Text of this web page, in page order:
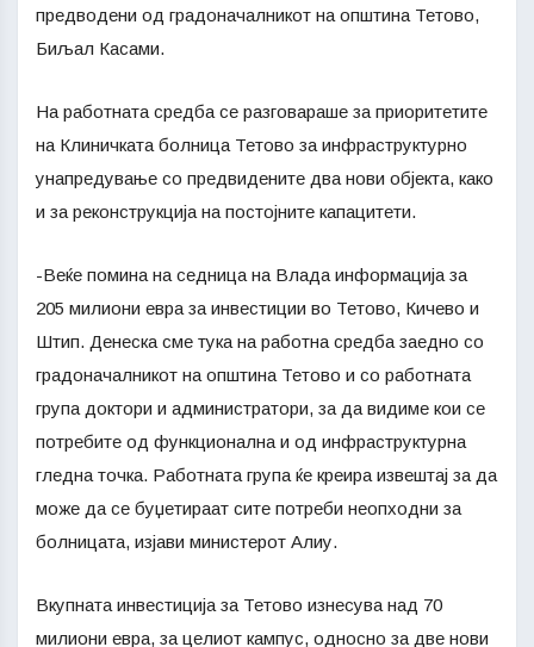
предводени од градоначалникот на општина Тетово,
Биљал Касами.
На работната средба се разговараше за приоритетите
на Клиничката болница Тетово за инфраструктурно
унапредување со предвидените два нови објектa, како
и за реконструкција на постојните капацитети.
-Веќе помина на седница на Влада информација за
205 милиони евра за инвестиции во Тетово, Кичево и
Штип. Денеска сме тука на работна средба заедно со
градоначалникот на општина Тетово и со работната
група доктори и администратори, за да видиме кои се
потребите од функционална и од инфраструктурна
гледна точка. Работната група ќе креира извештај за да
може да се буџетираат сите потреби неопходни за
болницата, изјави министерот Алиу.
Вкупната инвестиција за Тетово изнесува над 70
милиони евра, за целиот кампус, односно за две нови